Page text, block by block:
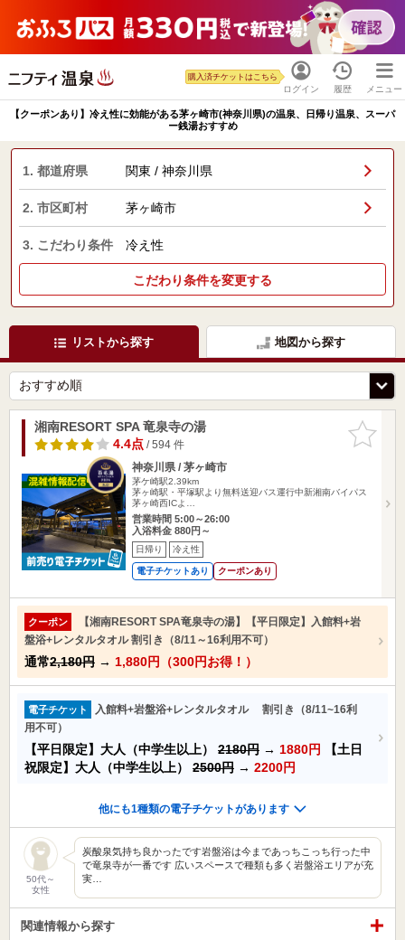
ログイン
購入済チケットはこちら
履歴 メニュー
【クーポンあり】冷え性に効能がある茅ヶ崎市(神奈川県)の温泉、日帰り温泉、スーパ
ー銭湯おすすめ
1. 都道府県 関東 / 神奈川県
2. 市区町村 茅ヶ崎市
3. こだわり条件 冷え性
こだわり条件を変更する
リストから探す 地図から探す
お気に入
りに追加
湘南RESORT SPA 竜泉寺の湯
4.4点/ 594 件
神奈川県 / 茅ヶ崎市
茅ケ崎駅2.39km
茅ヶ崎駅・平塚駅より無料送迎バス運行中新湘南バイパス
茅ヶ崎西ICよ…
営業時間 5:00～26:00
入浴料金 880円～
日帰り 冷え性
電子チケットあり クーポンあり
クーポン
【湘南RESORT SPA竜泉寺の湯】【平日限定】入館料+岩
盤浴+レンタルタオル 割引き（8/11～16利用不可）
通常2,180円 → 1,880円（300円お得！）
電子チケット
入館料+岩盤浴+レンタルタオル 割引き（8/11~16利
用不可）
【平日限定】大人（中学生以上） 2180円 → 1880円
【土日
祝限定】大人（中学生以上） 2500円 → 2200円
他にも1種類の電子チケットがあります
50代～
女性
炭酸泉気持ち良かったです岩盤浴は今まであっちこっち行った中
で竜泉寺が一番です 広いスペースで種類も多く岩盤浴エリアが充
実…
関連情報から探す